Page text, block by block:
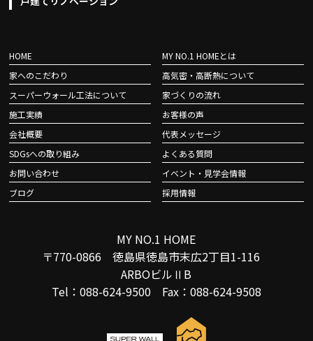
HOME
MY NO.1 HOMEとは
家へのこだわり
高気密・高断熱について
スーパーウォール工法について
家づくりの流れ
施工実績
お客様の声
会社概要
代表メッセージ
SDGsへの取り組み
よくある質問
お問い合わせ
イベント・見学会情報
ブログ
採用情報
MY NO.1 HOME
〒770-0866 徳島県徳島市末広2丁目1-116
ARBOビルⅡB
Tel：088-624-9500 Fax：088-624-9508